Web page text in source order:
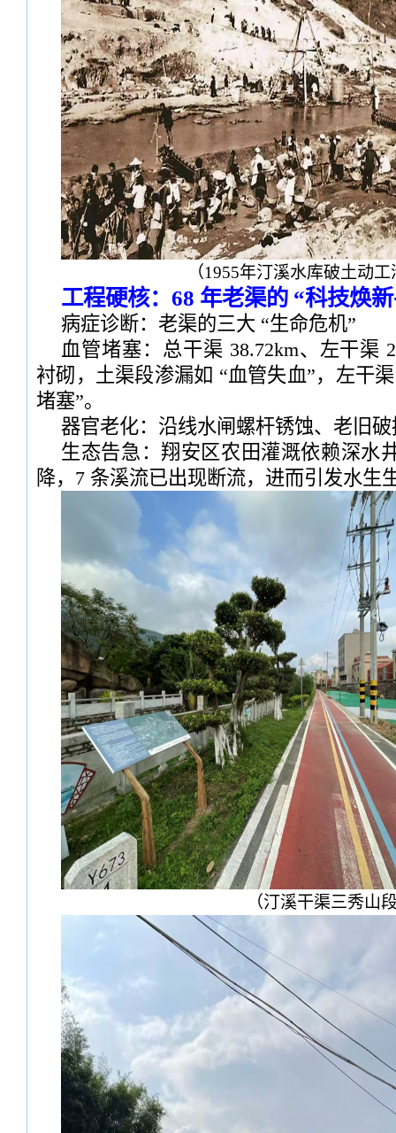
（1955年汀溪水库破土动
工程硬核：68 年老渠的 “科技焕
病症诊断：老渠的三大 “生命危机”
血管堵塞：总干渠 38.72km、左干渠
衬砌，土渠段渗漏如 “血管失血”，左干
堵塞”。
器官老化：沿线水闸螺杆锈蚀、老旧
生态告急：翔安区农田灌溉依赖深水
降，7 条溪流已出现断流，进而引发水生
（汀溪干渠三秀山